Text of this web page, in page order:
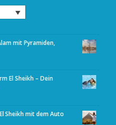
mit Pyramiden,
El Sheikh – Dein
Sheikh mit dem Auto